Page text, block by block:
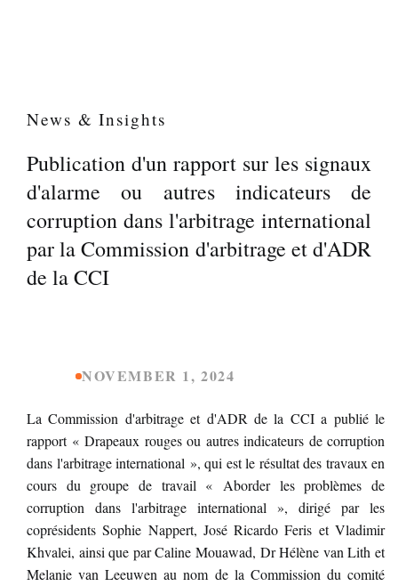
News & Insights
Publication d'un rapport sur les signaux
d'alarme ou autres indicateurs de
corruption dans l'arbitrage international
par la Commission d'arbitrage et d'ADR
de la CCI
NOVEMBER 1, 2024
La Commission d'arbitrage et d'ADR de la CCI a publié le
rapport « Drapeaux rouges ou autres indicateurs de corruption
dans l'arbitrage international », qui est le résultat des travaux en
cours du groupe de travail « Aborder les problèmes de
corruption dans l'arbitrage international », dirigé par les
coprésidents Sophie Nappert, José Ricardo Feris et Vladimir
Khvalei, ainsi que par Caline Mouawad, Dr Hélène van Lith et
Melanie van Leeuwen au nom de la Commission du comité